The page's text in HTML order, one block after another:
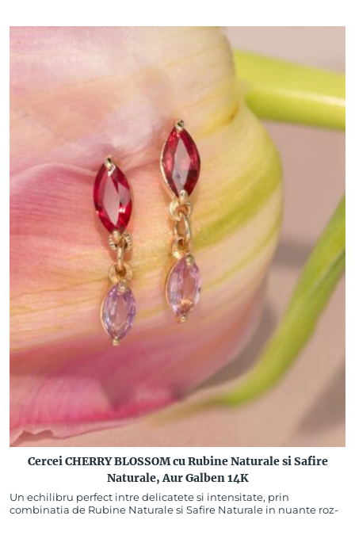
Cercei CHERRY BLOSSOM cu Rubine Naturale si Safire
Naturale, Aur Galben 14K
Un echilibru perfect intre delicatete si intensitate, prin
combinatia de Rubine Naturale si Safire Naturale in nuante roz-